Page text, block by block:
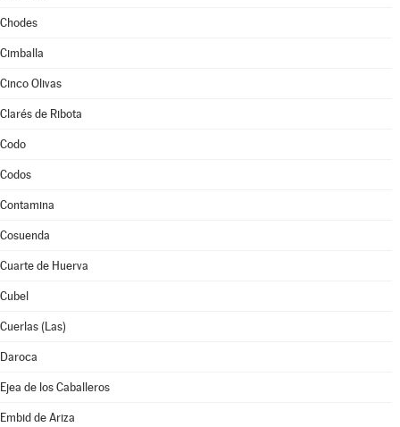
Chodes
Cimballa
Cinco Olivas
Clarés de Ribota
Codo
Codos
Contamina
Cosuenda
Cuarte de Huerva
Cubel
Cuerlas (Las)
Daroca
Ejea de los Caballeros
Embid de Ariza